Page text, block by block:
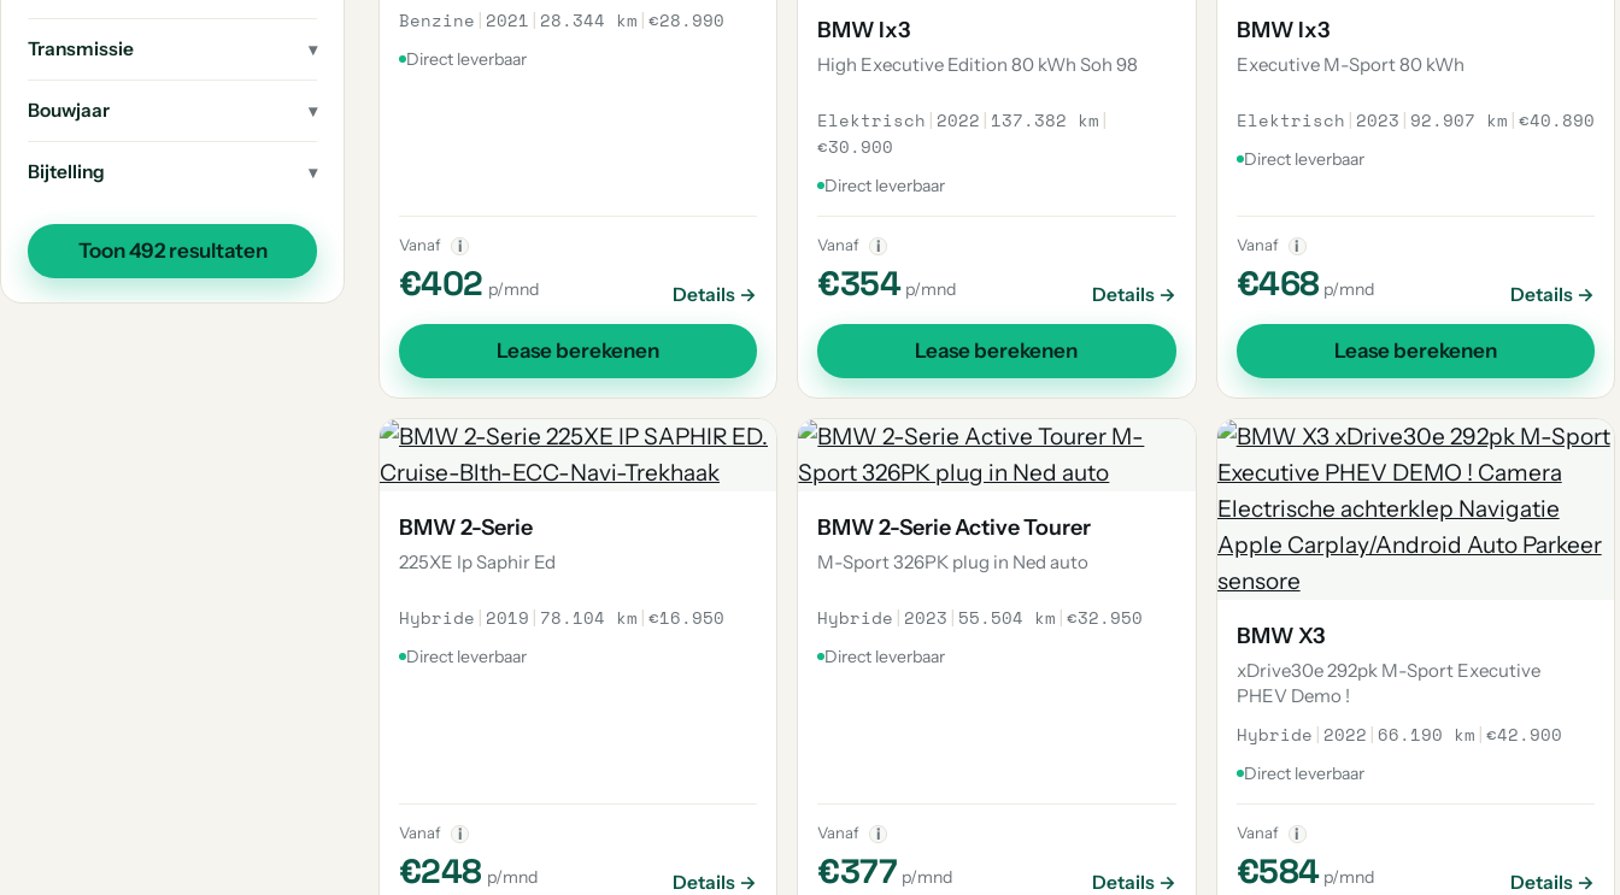
Ix3 6
X4 6
4-Serie Gran Coupe 6
Overige 5
M4 3
3-Serie Gran Turismo 3
3
M2 3
Transmissie
Bouwjaar
Bijtelling
Toon 492 resultaten
Benzine | 2021 | 28.344 km |€28.990
Direct leverbaar
Vanaf i
€402 p/mnd Details →
Lease berekenen
BMW Ix3
High Executive Edition 80 kWh Soh 98
Elektrisch | 2022 | 137.382 km |
€30.900
Direct leverbaar
Vanaf i
€354 p/mnd Details →
Lease berekenen
BMW Ix3
Executive M-Sport 80 kWh
Elektrisch | 2023 | 92.907 km |€40.890
Direct leverbaar
Vanaf i
€468 p/mnd Details →
Lease berekenen
BMW 2-Serie
225XE Ip Saphir Ed
Hybride | 2019 | 78.104 km |€16.950
Direct leverbaar
Vanaf i
€248 p/mnd Details →
BMW 2-Serie Active Tourer
M-Sport 326PK plug in Ned auto
Hybride | 2023 | 55.504 km |€32.950
Direct leverbaar
Vanaf i
€377 p/mnd Details →
BMW X3
xDrive30e 292pk M-Sport Executive
PHEV Demo !
Hybride | 2022 | 66.190 km |€42.900
Direct leverbaar
Vanaf i
€584 p/mnd Details →